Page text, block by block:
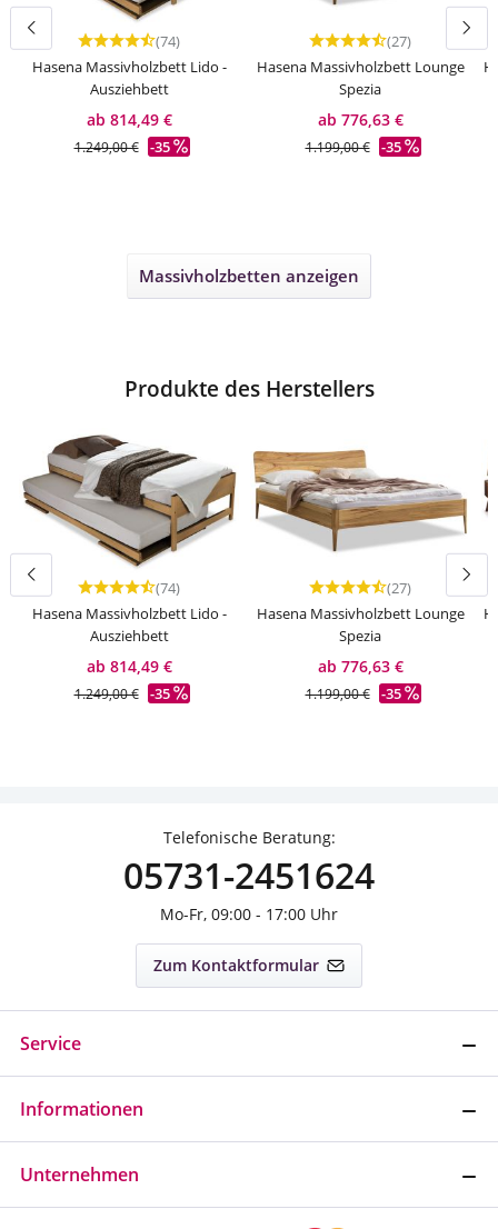
Durchschnittliche Bewertung von 4.81 von 5 Sternen
(74)
Hasena Massivholzbett Lido -
Ausziehbett
ab 814,49 €
1.249,00 € -35
Durchschnittliche
(27)
Hasena Massivholzbett Lounge
Spezia
ab 776,63 €
1.199,00 € -35
Massivholzbetten anzeigen
Produkte des Herstellers
Durchschnittliche Bewertung von 4.81 von 5 Sternen
(74)
Hasena Massivholzbett Lido -
Ausziehbett
ab 814,49 €
1.249,00 € -35
Durchschnittliche
(27)
Hasena Massivholzbett Lounge
Spezia
ab 776,63 €
1.199,00 € -35
Telefonische Beratung:
05731-2451624
Mo-Fr, 09:00 - 17:00 Uhr
Zum Kontaktformular
Service
Informationen
Unternehmen